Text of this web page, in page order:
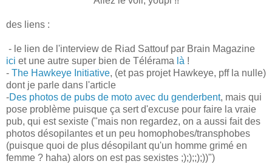
des liens :
- le lien de l'interview de Riad Sattouf par Brain Magazine
ici et une autre super bien de Télérama là !
- The Hawkeye Initiative, (et pas projet Hawkeye, pff la nulle)
dont je parle dans l'article
-Des photos de pubs de moto avec du genderbent, mais qui
pose problème puisque ça sert d'excuse pour faire la vraie
pub, qui est sexiste ("mais non regardez, on a aussi fait des
photos désopilantes et un peu homophobes/transphobes
(puisque quoi de plus désopilant qu'un homme grimé en
femme ? haha) alors on est pas sexistes ;););;);))")